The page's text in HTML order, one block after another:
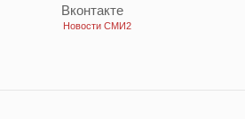
Вконтакте
Новости СМИ2